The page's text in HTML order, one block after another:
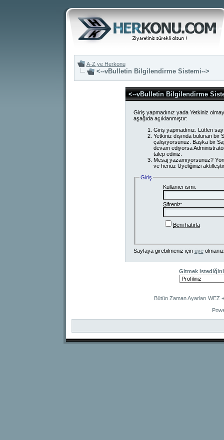
A-Z ye Herkonu
<--vBulletin Bilgilendirme Sistemi-->
<--vBulletin Bilgilendirme
Giriş yapmadınız yada Yetkiniz
aşağıda açıklanmıştır:
Giriş yapmadınız. Lütfen
Yetkiniz dışında bulunan
çalışıyorsunuz. Başka bir
devam ediyorsa
talep ediniz.
Mesaj yazamıyorsunuz?
ve henüz Üyeliğinizi
Giriş
Kullanıcı ismi:
Şifreniz:
Beni hatırla
Sayfaya girebilmeniz için üye
Gitmek
Bütün Zaman Ayarları WEZ